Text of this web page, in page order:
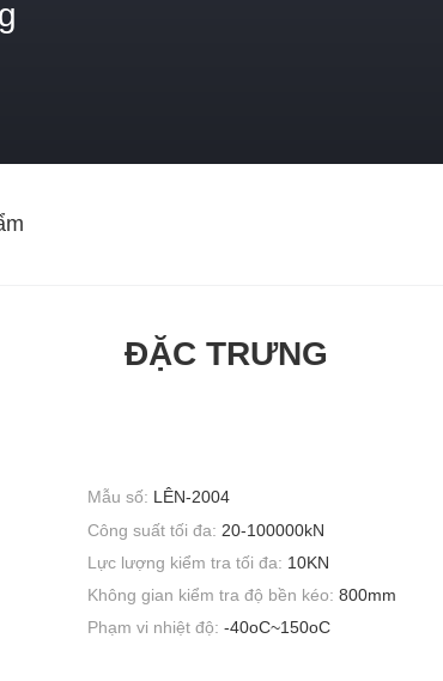
ĐẶC TRƯNG
Mẫu số: LÊN-2004
Công suất tối đa: 20-100000kN
Lực lượng kiểm tra tối đa: 10KN
Không gian kiểm tra độ bền kéo: 800mm
Phạm vi nhiệt độ: -40oC~150oC